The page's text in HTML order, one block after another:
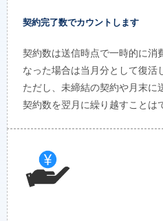
契約完了数でカウントします
契約数は送信時点で一時的に消
なった場合は当月分として復活
ただし、未締結の契約や月末に
契約数を翌月に繰り越すことは